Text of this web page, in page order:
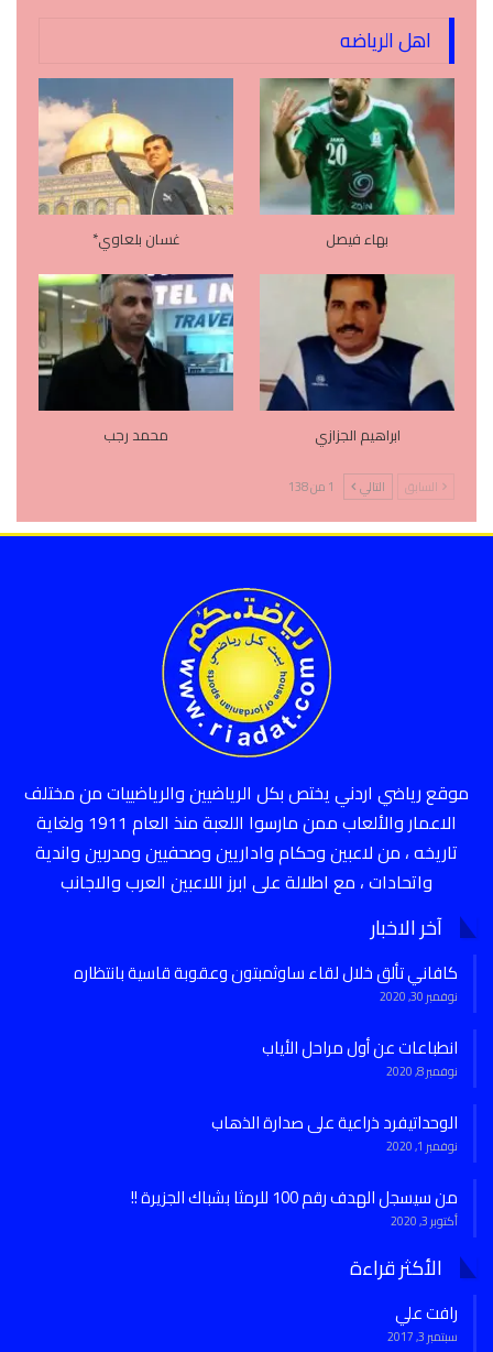
اهل الرياضه
بهاء فيصل غسان بلعاوي*
ابراهيم الجزازي محمد رجب
السابق التالي 1 من 138
موقع رياضي اردني يختص بكل الرياضيين والرياضييات من مختلف
الاعمار والألعاب ممن مارسوا اللعبة منذ العام 1911 ولغاية
تاريخه ، من لاعبين وحكام واداريين وصحفيين ومدربين واندية
واتحادات ، مع اطلالة على ابرز اللاعبين العرب والاجانب
آخر الاخبار
كافاني تألق خلال لقاء ساوثمبتون وعقوبة قاسية بانتظاره
نوفمبر 30, 2020
انطباعات عن أول مراحل الأياب
نوفمبر 8, 2020
الوحداتيفرد ذراعية على صدارة الذهاب
نوفمبر 1, 2020
من سيسجل الهدف رقم 100 للرمثا بشباك الجزيرة !!
أكتوبر 3, 2020
الأكثر قراءة
رافت علي
سبتمبر 3, 2017